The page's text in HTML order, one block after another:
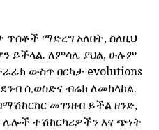
ጥሰቶች ማድረግ አለበት, ስለዚህ
ይችላል. ለምሳሌ ያህል, ሁሉም
ውስጥ በርካታ evolutions
ሲወስድና ብሬክ ለመከላከል.
መገንዘብ ይችል ዘንድ,
ሌሎች ተሽከርካሪዎችን እና ጭነት